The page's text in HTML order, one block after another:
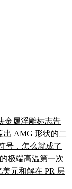
金属浮雕标志告
出 AMG 形状的二
号，怎么就成了
极端高温第一次
美元和解在 PR 层